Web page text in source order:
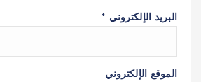
البريد الإلكتروني *
الموقع الإلكتروني